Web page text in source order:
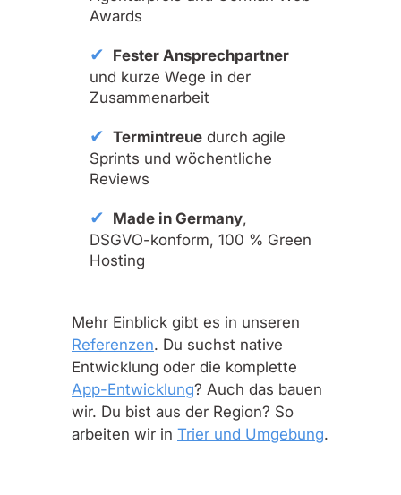
Awards
Fester Ansprechpartner
und kurze Wege in der
Zusammenarbeit
Termintreuedurch agile
Sprints und wöchentliche
Reviews
Made in Germany,
DSGVO-konform, 100 % Green
Hosting
Mehr Einblick gibt es in unseren
Referenzen. Du suchst native
Entwicklung oder die komplette
App-Entwicklung? Auch das bauen
wir. Du bist aus der Region? So
arbeiten wir in Trier und Umgebung.